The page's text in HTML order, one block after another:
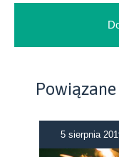
5 sierpnia